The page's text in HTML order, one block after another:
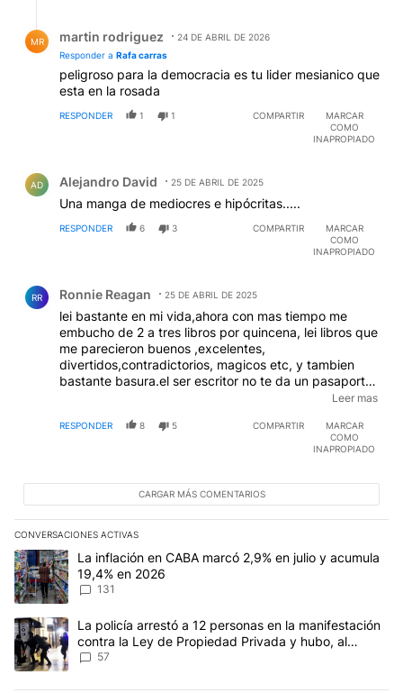
MR martin rodriguez
24 DE ABRIL DE 2026
Responder a Rafa carras
peligroso para la democracia es tu lider mesianico que
esta en la rosada
RESPONDER 1 1 COMPARTIR
MARCAR
COMO
INAPROPIADO
AD Alejandro David 25 DE ABRIL DE 2025
Una manga de mediocres e hipócritas.....
RESPONDER 6 3 COMPARTIR
MARCAR
COMO
INAPROPIADO
RR Ronnie Reagan 25 DE ABRIL DE 2025
lei bastante en mi vida,ahora con mas tiempo me
embucho de 2 a tres libros por quincena, lei libros que
me parecieron buenos ,excelentes,
divertidos,contradictorios, magicos etc, y tambien
bastante basura.el ser escritor no te da un pasaporte
al exito,ni a la fortuna, es como ese tipo que estudio
pueblo
Leer mas
RESPONDER 8 5 COMPARTIR
MARCAR
COMO
INAPROPIADO
CARGAR MÁS COMENTARIOS
CONVERSACIONES ACTIVAS
Este listado muestra los artículos con más comentarios en los
Un artículo de tendencia con el título "La inflación en CABA
La inflación en CABA marcó 2,9% en julio y acumula
19,4% en 2026
131
Un artículo de tendencia con el título "La policía arrestó a 12
La policía arrestó a 12 personas en la manifestación
contra la Ley de Propiedad Privada y hubo, al
menos, 3 agentes heridos
57